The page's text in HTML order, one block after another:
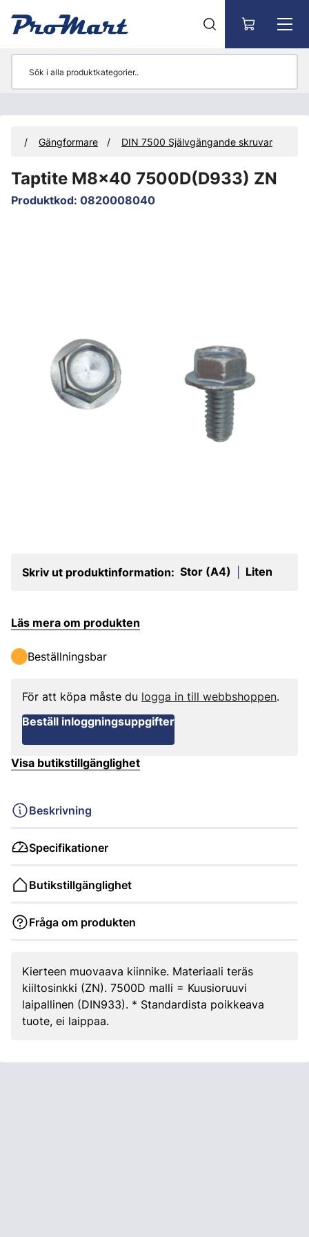
Gängformare DIN 7500 Självgängande skruvar
Taptite M8x40 7500D(D933) ZN
Produktkod: 0820008040
Skriv ut produktinformation: Stor (A4) Liten
Läs mera om produkten
Beställningsbar
För att köpa måste du logga in till webbshoppen.
Beställ inloggningsuppgifter
Visa butikstillgänglighet
Beskrivning
Specifikationer
Butikstillgänglighet
Fråga om produkten
Kierteen muovaava kiinnike. Materiaali teräs
kiiltosinkki (ZN). 7500D malli = Kuusioruuvi
laipallinen (DIN933). * Standardista poikkeava
tuote, ei laippaa.